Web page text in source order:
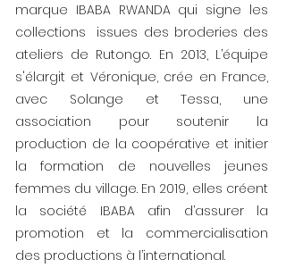
marque IBABA RWANDA qui signe les
collections issues des broderies des
ateliers de Rutongo. En 2013, L’équipe
s'élargit et Véronique, crée en France,
avec Solange et Tessa, une
association pour soutenir la
production de la coopérative et initier
la formation de nouvelles jeunes
femmes du village. En 2019, elles créent
la société IBABA afin d’assurer la
promotion et la commercialisation
des productions à l’international.